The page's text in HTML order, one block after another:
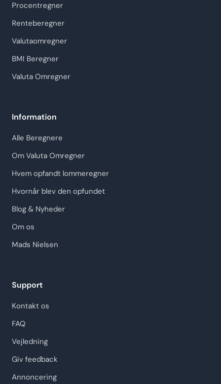
Procentregner
Renteberegner
Valutaomregner
BMI Beregner
Valuta Omregner
Information
Alle Beregnere
Om Valuta Omregner
Hvem opfandt lommeregner
Hvornår blev den opfundet
Blog & Nyheder
Om os
Mads Nielsen
Support
Kontakt os
FAQ
Vejledning
Giv feedback
Annoncering